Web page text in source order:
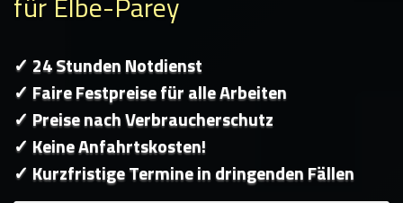
✓ 24 Stunden Notdienst
✓ Faire Festpreise für alle Arbeiten
✓ Preise nach Verbraucherschutz
✓ Keine Anfahrtskosten!
✓ Kurzfristige Termine in dringenden Fällen